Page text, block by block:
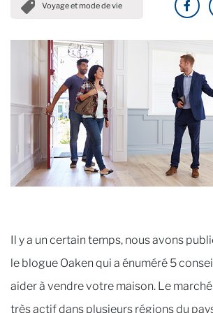
Voyage et mode de vie
Il y a un certain temps, nous avons
le blogue Oaken qui a énuméré 5
aider à vendre votre maison. Le
très actif dans plusieurs régions du